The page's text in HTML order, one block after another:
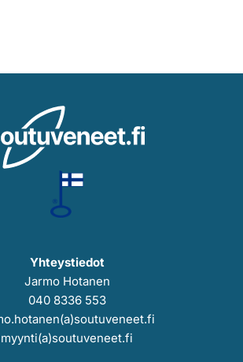
Yhteystiedot
Jarmo Hotanen
040 8336 553
myynti(a)soutuveneet.fi